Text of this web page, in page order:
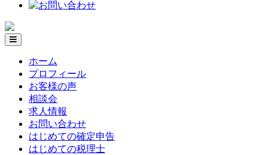
ホーム
プロフィール
お客様の声
相談会
求人情報
お問い合わせ
はじめての確定申告
はじめての税理士